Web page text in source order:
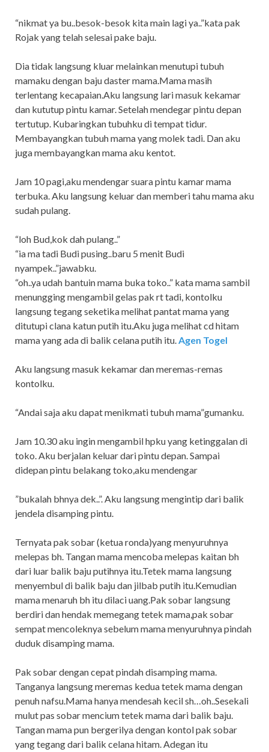
“nikmat ya bu..besok-besok kita main lagi ya..”kata pak
Rojak yang telah selesai pake baju.
Dia tidak langsung kluar melainkan menutupi tubuh
mamaku dengan baju daster mama.Mama masih
terlentang kecapaian.Aku langsung lari masuk kekamar
dan kututup pintu kamar. Setelah mendegar pintu depan
tertutup. Kubaringkan tubuhku di tempat tidur.
Membayangkan tubuh mama yang molek tadi. Dan aku
juga membayangkan mama aku kentot.
Jam 10 pagi,aku mendengar suara pintu kamar mama
terbuka. Aku langsung keluar dan memberi tahu mama aku
sudah pulang.
“loh Bud,kok dah pulang..”
“ia ma tadi Budi pusing..baru 5 menit Budi
nyampek..”jawabku.
“oh..ya udah bantuin mama buka toko..” kata mama sambil
menungging mengambil gelas pak rt tadi, kontolku
langsung tegang seketika melihat pantat mama yang
ditutupi clana katun putih itu.Aku juga melihat cd hitam
mama yang ada di balik celana putih itu. Agen Togel
Aku langsung masuk kekamar dan meremas-remas
kontolku.
“Andai saja aku dapat menikmati tubuh mama”gumanku.
Jam 10.30 aku ingin mengambil hpku yang ketinggalan di
toko. Aku berjalan keluar dari pintu depan. Sampai
didepan pintu belakang toko,aku mendengar
”bukalah bhnya dek..”. Aku langsung mengintip dari balik
jendela disamping pintu.
Ternyata pak sobar (ketua ronda)yang menyuruhnya
melepas bh. Tangan mama mencoba melepas kaitan bh
dari luar balik baju putihnya itu.Tetek mama langsung
menyembul di balik baju dan jilbab putih itu.Kemudian
mama menaruh bh itu dilaci uang.Pak sobar langsung
berdiri dan hendak memegang tetek mama,pak sobar
sempat mencoleknya sebelum mama menyuruhnya pindah
duduk disamping mama.
Pak sobar dengan cepat pindah disamping mama.
Tanganya langsung meremas kedua tetek mama dengan
penuh nafsu.Mama hanya mendesah kecil sh…oh..Sesekali
mulut pas sobar mencium tetek mama dari balik baju.
Tangan mama pun bergerilya dengan kontol pak sobar
yang tegang dari balik celana hitam. Adegan itu